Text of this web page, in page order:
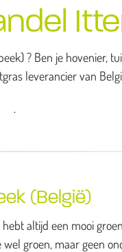
? Ben je hovenier,
leverancier van
.
(België)
altijd een mooi
groen, maar geen